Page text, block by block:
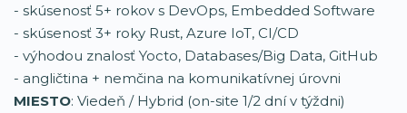
- skúsenosť 5+ rokov s DevOps, Embedded Software
- skúsenosť 3+ roky Rust, Azure IoT, CI/CD
- výhodou znalosť Yocto, Databases/Big Data, GitHub
- angličtina + nemčina na komunikatívnej úrovni
MIESTO: Viedeň / Hybrid (on-site 1/2 dní v týždni)